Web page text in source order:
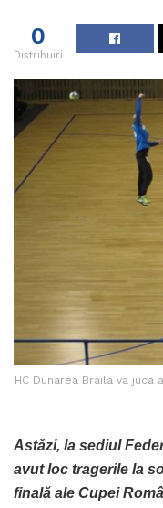
0
Distribuiri
HC Dunarea Braila va juca
Astăzi, la sediul
avut loc tragerile la
finală ale Cupei